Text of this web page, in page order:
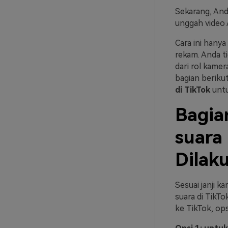
Sekarang,
unggah video
Cara ini
rekam. Anda
dari rol
bagian
di TikTok
suara
Sesuai janji
suara di
ke TikTok,